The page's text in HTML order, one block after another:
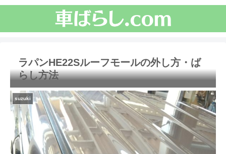
ラパンHE22Sルーフモールの外し方・ば
らし方法
suzuki